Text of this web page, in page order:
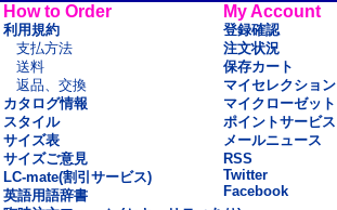
How to Order
利用規約
支払方法
送料
返品、交換
カタログ情報
スタイル
サイズ表
サイズご意見
LC-mate(割引サービス)
英語用語辞書
My Account
登録確認
注文状況
保存カート
マイセレクション
マイクローゼット
ポイントサービス
メールニュース
RSS
Twitter
Facebook